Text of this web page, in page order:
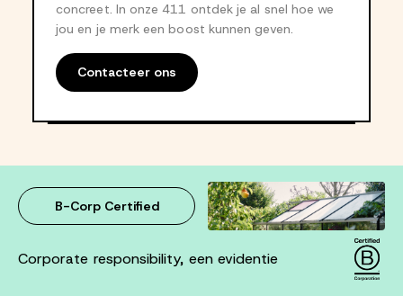
concreet. In onze 411 ontdek je al snel hoe we
jou en je merk een boost kunnen geven.
Contacteer ons
B-Corp Certified
Corporate responsibility, een evidentie